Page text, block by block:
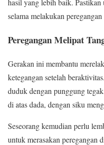
hasil yang lebih baik. Pastikan
selama melakukan
Peregangan Melipat
Gerakan ini membantu
ketegangan setelah
duduk dengan punggung
di atas dada, dengan siku
Seseorang kemudian perlu
untuk merasakan peregangan